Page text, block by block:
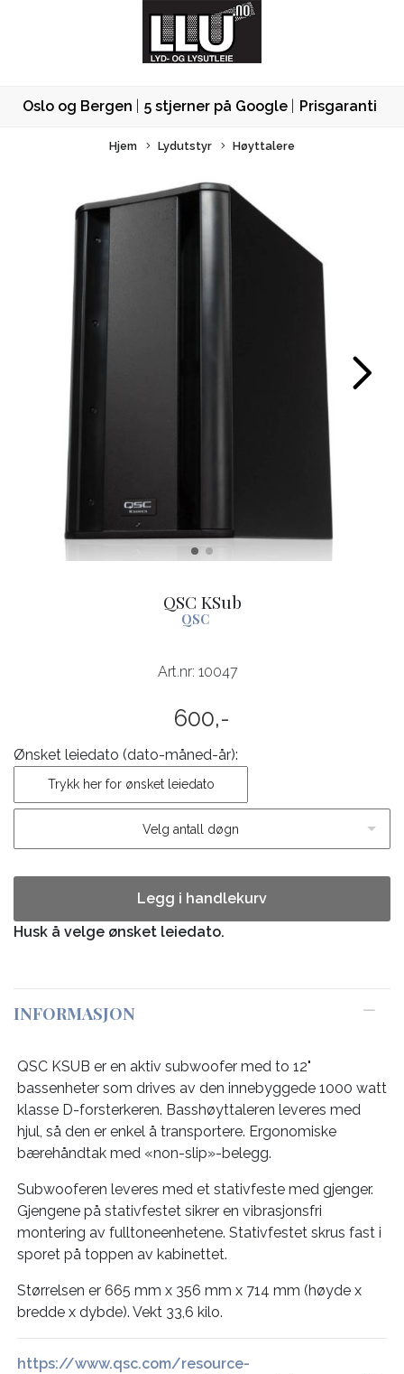
Oslo og Bergen 5 stjerner på Google Prisgaranti
Hjem Lydutstyr Høyttalere
QSC KSub
QSC
Art.nr: 10047
600,-
Ønsket leiedato (dato-måned-år):
Velg antall døgn
Legg i handlekurv
Husk å velge ønsket leiedato.
INFORMASJON
QSC KSUB er en aktiv subwoofer med to 12"
bassenheter som drives av den innebyggede 1000 watt
klasse D-forsterkeren. Basshøyttaleren leveres med
hjul, så den er enkel å transportere. Ergonomiske
bærehåndtak med «non-slip»-belegg.
Subwooferen leveres med et stativfeste med gjenger.
Gjengene på stativfestet sikrer en vibrasjonsfri
montering av fulltoneenhetene. Stativfestet skrus fast i
sporet på toppen av kabinettet.
Størrelsen er 665 mm x 356 mm x 714 mm (høyde x
bredde x dybde). Vekt 33,6 kilo.
https://www.qsc.com/resource-